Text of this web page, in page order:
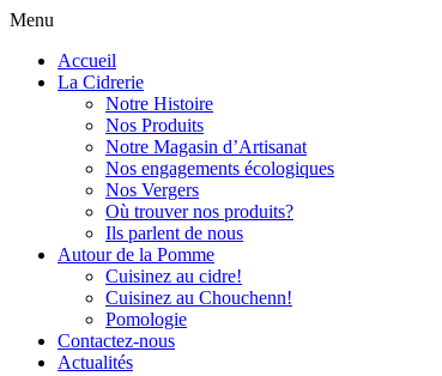
Menu
Accueil
La Cidrerie
Notre Histoire
Nos Produits
Notre Magasin d’Artisanat
Nos engagements écologiques
Nos Vergers
Où trouver nos produits?
Ils parlent de nous
Autour de la Pomme
Cuisinez au cidre!
Cuisinez au Chouchenn!
Pomologie
Contactez-nous
Actualités